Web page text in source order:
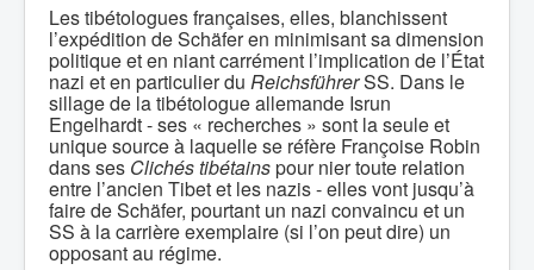
Les tibétologues françaises, elles, blanchissent
l’expédition de Schäfer en minimisant sa dimension
politique et en niant carrément l’implication de l’État
nazi et en particulier du ReichsführerSS. Dans le
sillage de la tibétologue allemande Isrun
Engelhardt - ses « recherches » sont la seule et
unique source à laquelle se réfère Françoise Robin
dans ses Clichés tibétainspour nier toute relation
entre l’ancien Tibet et les nazis - elles vont jusqu’à
faire de Schäfer, pourtant un nazi convaincu et un
SS à la carrière exemplaire (si l’on peut dire) un
opposant au régime.